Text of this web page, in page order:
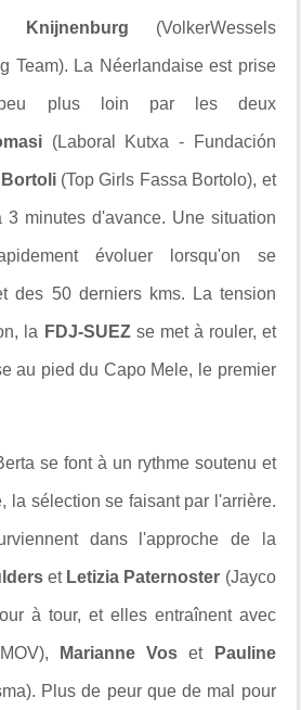
Knijnenburg (VolkerWessels
Team). La Néerlandaise est prise
plus loin par les deux
(Laboral Kutxa - Fundación
(Top Girls Fassa Bortolo), et
3 minutes d'avance. Une situation
évoluer lorsqu'on se
des 50 derniers kms. La tension
la FDJ-SUEZse met à rouler, et
au pied du Capo Mele, le premier
se font à un rythme soutenu et
la sélection se faisant par l'arrière.
dans l'approche de la
et Letizia Paternoster (Jayco
à tour, et elles entraînent avec
Marianne Vos et Pauline
Plus de peur que de mal pour